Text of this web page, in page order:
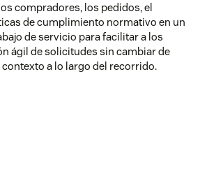
compradores, los pedidos, el
de cumplimiento normativo en un
de servicio para facilitar a los
ágil de solicitudes sin cambiar de
a lo largo del recorrido.